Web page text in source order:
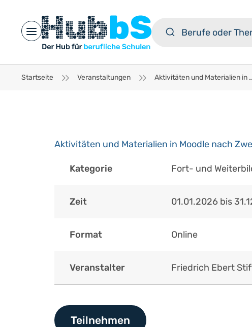
Open main menu
Startseite Veranstaltungen Aktivitäten und
Aktivitäten und Materialien in Moodle nach
Kategorie Fort- und
Zeit 01.01.2026 bis
Format Online
Veranstalter Friedrich Ebert
Teilnehmen